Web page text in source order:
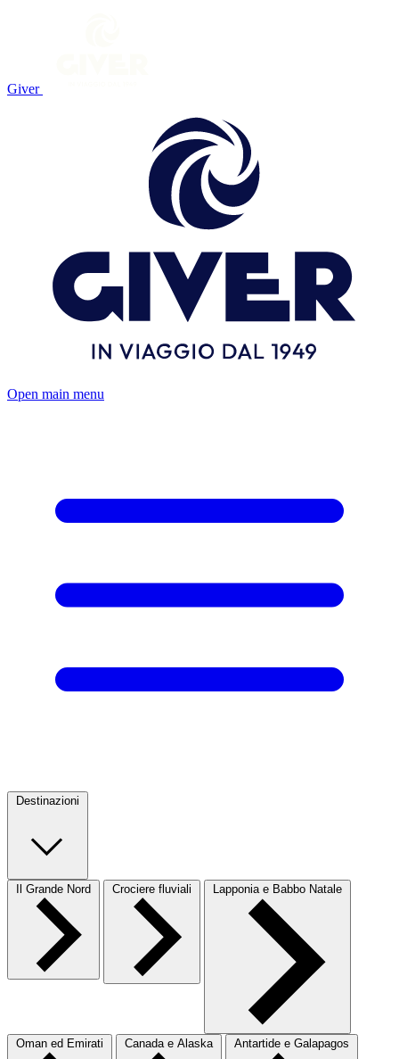
Giver
Open main menu
Destinazioni
Il Grande Nord Crociere fluviali Lapponia e Babbo Natale
Oman ed Emirati Canada e Alaska Antartide e Galapagos